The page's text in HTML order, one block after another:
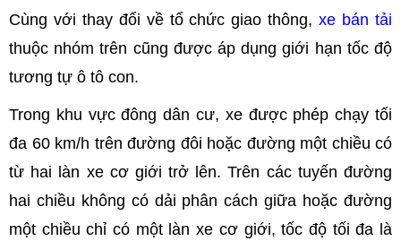
Cùng với thay đổi về tổ chức giao thông,xe bán tải
thuộc nhóm trên cũng được áp dụng giới hạn tốc độ
tương tự ô tô con.
Trong khu vực đông dân cư, xe được phép chạy tối
đa 60 km/h trên đường đôi hoặc đường một chiều có
từ hai làn xe cơ giới trở lên. Trên các tuyến đường
hai chiều không có dải phân cách giữa hoặc đường
một chiều chỉ có một làn xe cơ giới, tốc độ tối đa là